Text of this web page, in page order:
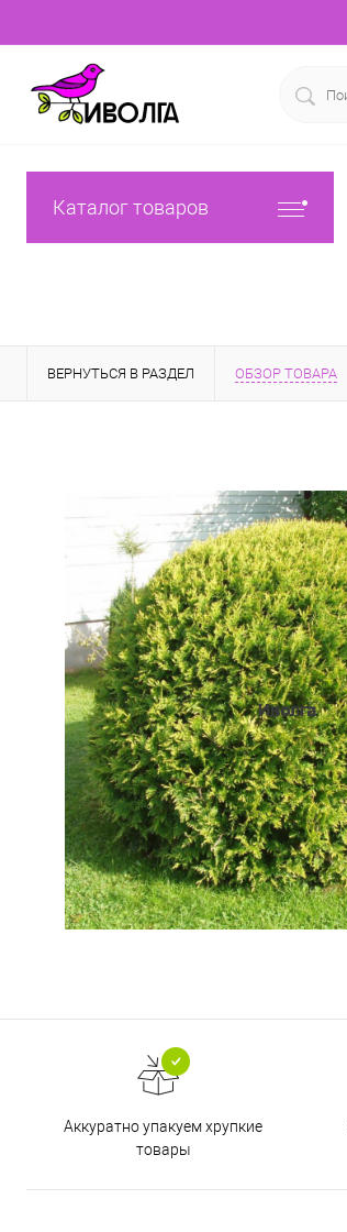
Каталог товаров
ВЕРНУТЬСЯ В РАЗДЕЛ ОБЗОР ТОВАРА
Аккуратно упакуем хрупкие
товары